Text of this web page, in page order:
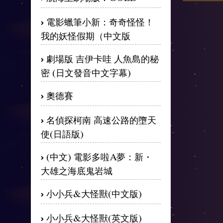
電影蠟筆小新：奇奇怪怪！
我的妖怪假期（中文版
劇場版 吉伊卡哇 人魚島的秘
密 (日文發音中文字幕)
奧德賽
名偵探柯南 高速公路的墮天
使(日語版)
(中文) 電影多啦A夢：新・
大雄之海底鬼岩城
小小兵&大怪獸(中文版)
小小兵&大怪獸(英文版)